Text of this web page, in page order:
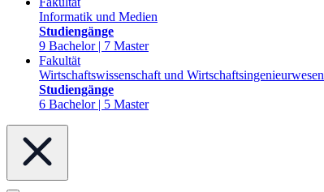
Informatik und Medien
Studiengänge
9 Bachelor | 7 Master
Fakultät
Wirtschaftswissenschaft und Wirtschaftsingenieurwesen
Studiengänge
6 Bachelor | 5 Master